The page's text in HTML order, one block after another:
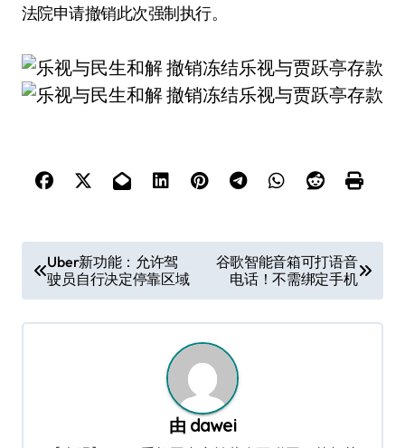
法院申请撤销此次强制执行。
章
导
Uber新功能：允许驾
驶员自行决定停靠区域
谷歌智能音箱可打语音
电话！不需绑定手机
由 dawei